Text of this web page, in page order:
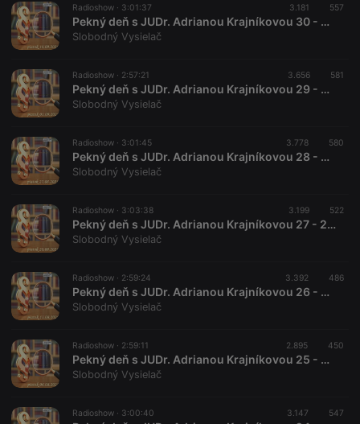
Radioshow · 3:01:37 3.181 557
Pekný deň s JUDr. Adrianou Krajníkovou 30 - 2021-09-10
Slobodný Vysielač
Radioshow · 2:57:21 3.656 581
Pekný deň s JUDr. Adrianou Krajníkovou 29 - 2021-09-03
Slobodný Vysielač
Radioshow · 3:01:45 3.778 580
Pekný deň s JUDr. Adrianou Krajníkovou 28 - 2021-08-27
Slobodný Vysielač
Radioshow · 3:03:38 3.199 522
Pekný deň s JUDr. Adrianou Krajníkovou 27 - 2021-08-20
Slobodný Vysielač
Radioshow · 2:59:24 3.392 486
Pekný deň s JUDr. Adrianou Krajníkovou 26 - 2021-08-13
Slobodný Vysielač
Radioshow · 2:59:11 2.895 450
Pekný deň s JUDr. Adrianou Krajníkovou 25 - 2021-08-06
Slobodný Vysielač
Radioshow · 3:00:40 3.147 547